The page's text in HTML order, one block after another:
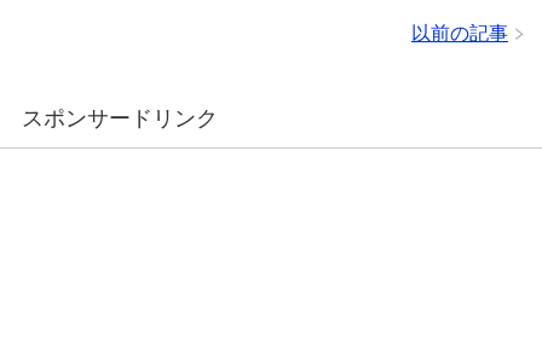
以前の記事
スポンサードリンク